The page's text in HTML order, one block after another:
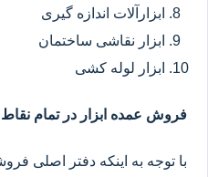
ابزارآلات اندازه گیری
ابزار نقاشی ساختمان
ابزار لوله کشی
فروش عمده ابزار در تمام نقاط
با توجه به اینکه دفتر اصلی